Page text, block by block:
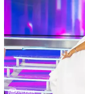
Galéria